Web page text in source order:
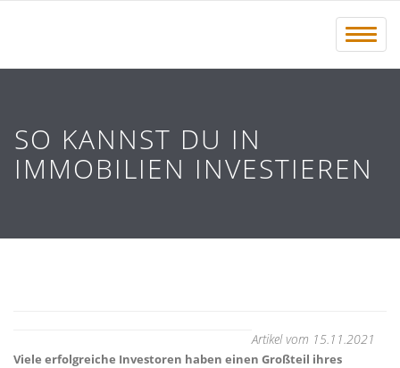
Menü
SO KANNST DU IN
IMMOBILIEN INVESTIEREN
Artikel vom 15.11.2021
Viele erfolgreiche Investoren haben einen Großteil ihres